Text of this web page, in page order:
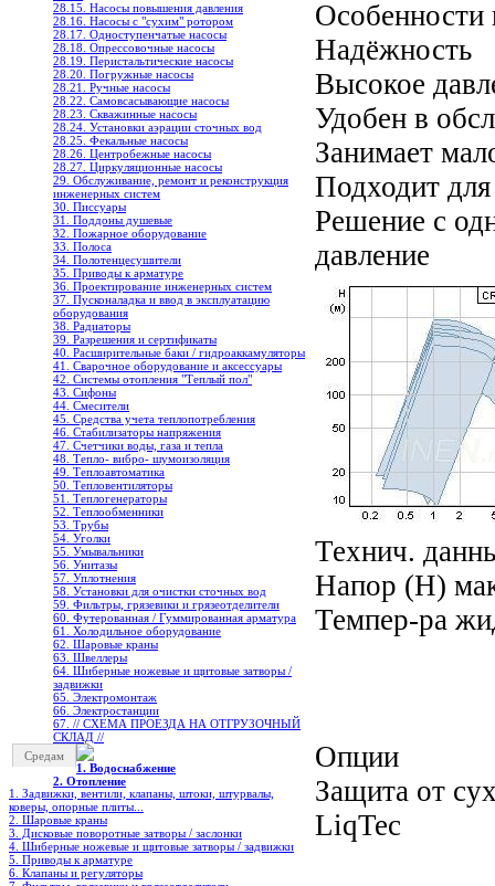
28.15. Насосы повышения давления
28.16. Насосы с "сухим" ротором
28.17. Одноступенчатые насосы
28.18. Опрессовочные насосы
28.19. Перистальтические насосы
28.20. Погружные насосы
28.21. Ручные насосы
28.22. Самовсасывающие насосы
28.23. Скважинные насосы
28.24. Установки аэрации сточных вод
28.25. Фекальные насосы
28.26. Центробежные насосы
28.27. Циркуляционные насосы
29. Обслуживание, ремонт и реконструкция
инженерных систем
30. Писсуары
31. Поддоны душевые
32. Пожарное оборудование
33. Полоса
34. Полотенцесушители
35. Приводы к арматуре
36. Проектирование инженерных систем
37. Пусконаладка и ввод в эксплуатацию
оборудования
38. Радиаторы
39. Разрешения и сертификаты
40. Расширительные баки / гидроаккамуляторы
41. Сварочное оборудование и аксессуары
42. Системы отопления "Теплый пол"
43. Сифоны
44. Смесители
45. Средства учета теплопотребления
46. Стабилизаторы напряжения
47. Счетчики воды, газа и тепла
48. Тепло- вибро- шумоизоляция
49. Теплоавтоматика
50. Тепловентиляторы
51. Теплогенераторы
52. Теплообменники
53. Трубы
54. Уголки
55. Умывальники
56. Унитазы
57. Уплотнения
58. Установки для очистки сточных вод
59. Фильтры, грязевики и грязеотделители
60. Футерованная / Гуммированная арматура
61. Холодильное oборудование
62. Шаровые краны
63. Швеллеры
64. Шиберные ножевые и щитовые затворы /
задвижки
65. Электромонтаж
66. Электростанции
67. // СХЕМА ПРОЕЗДА НА ОТГРУЗОЧНЫЙ
СКЛАД //
Средам
1. Водоснабжение
2. Отопление
1. Задвижки, вентили, клапаны, штоки, штурвалы,
коверы, опорные плиты...
2. Шаровые краны
3. Дисковые поворотные затворы / заслонки
4. Шиберные ножевые и щитовые затворы / задвижки
5. Приводы к арматуре
6. Клапаны и регуляторы
Особенности
Надёжность
Высокое
Удобен в
Занимает
Подходит
Решение с
давление
Технич.
Напор (Н)
Темпер-ра
Опции
Защита от
LiqTec